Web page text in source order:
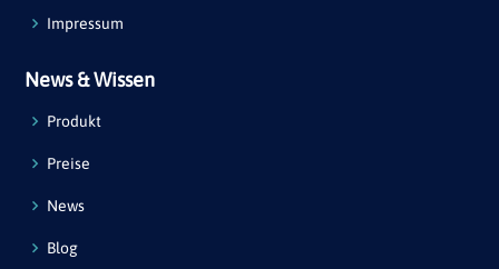
Impressum
News & Wissen
Produkt
Preise
News
Blog